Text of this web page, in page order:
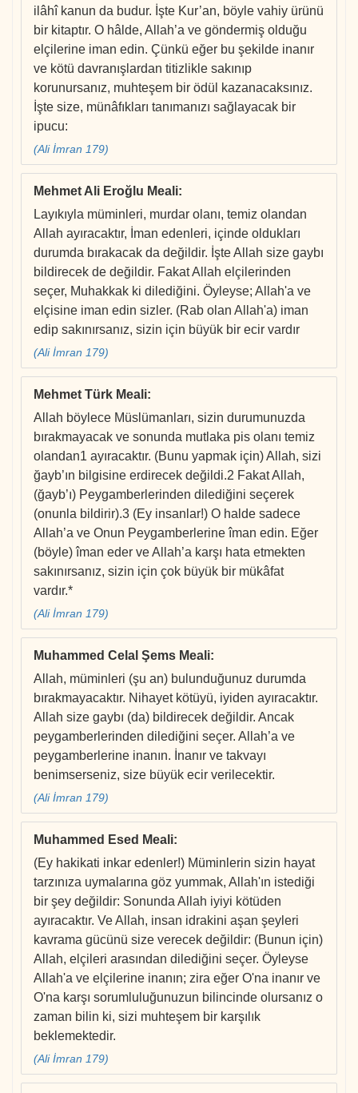
ilâhî kanun da budur. İşte Kur’an, böyle vahiy ürünü
bir kitaptır. O hâlde, Allah’a ve göndermiş olduğu
elçilerine iman edin. Çünkü eğer bu şekilde inanır
ve kötü davranışlardan titizlikle sakınıp
korunursanız, muhteşem bir ödül kazanacaksınız.
İşte size, münâfıkları tanımanızı sağlayacak bir
ipucu:
(Ali İmran 179)
Mehmet Ali Eroğlu Meali:
Layıkıyla müminleri, murdar olanı, temiz olandan
Allah ayıracaktır, İman edenleri, içinde oldukları
durumda bırakacak da değildir. İşte Allah size gaybı
bildirecek de değildir. Fakat Allah elçilerinden
seçer, Muhakkak ki dilediğini. Öyleyse; Allah'a ve
elçisine iman edin sizler. (Rab olan Allah'a) iman
edip sakınırsanız, sizin için büyük bir ecir vardır
(Ali İmran 179)
Mehmet Türk Meali:
Allah böylece Müslümanları, sizin durumunuzda
bırakmayacak ve sonunda mutlaka pis olanı temiz
olandan1 ayıracaktır. (Bunu yapmak için) Allah, sizi
ğayb’ın bilgisine erdirecek değildi.2 Fakat Allah,
(ğayb’ı) Peygamberlerinden dilediğini seçerek
(onunla bildirir).3 (Ey insanlar!) O halde sadece
Allah’a ve Onun Peygamberlerine îman edin. Eğer
(böyle) îman eder ve Allah’a karşı hata etmekten
sakınırsanız, sizin için çok büyük bir mükâfat
vardır.*
(Ali İmran 179)
Muhammed Celal Şems Meali:
Allah, müminleri (şu an) bulunduğunuz durumda
bırakmayacaktır. Nihayet kötüyü, iyiden ayıracaktır.
Allah size gaybı (da) bildirecek değildir. Ancak
peygamberlerinden dilediğini seçer. Allah’a ve
peygamberlerine inanın. İnanır ve takvayı
benimserseniz, size büyük ecir verilecektir.
(Ali İmran 179)
Muhammed Esed Meali:
(Ey hakikati inkar edenler!) Müminlerin sizin hayat
tarzınıza uymalarına göz yummak, Allah'ın istediği
bir şey değildir: Sonunda Allah iyiyi kötüden
ayıracaktır. Ve Allah, insan idrakini aşan şeyleri
kavrama gücünü size verecek değildir: (Bunun için)
Allah, elçileri arasından dilediğini seçer. Öyleyse
Allah'a ve elçilerine inanın; zira eğer O'na inanır ve
O'na karşı sorumluluğunuzun bilincinde olursanız o
zaman bilin ki, sizi muhteşem bir karşılık
beklemektedir.
(Ali İmran 179)